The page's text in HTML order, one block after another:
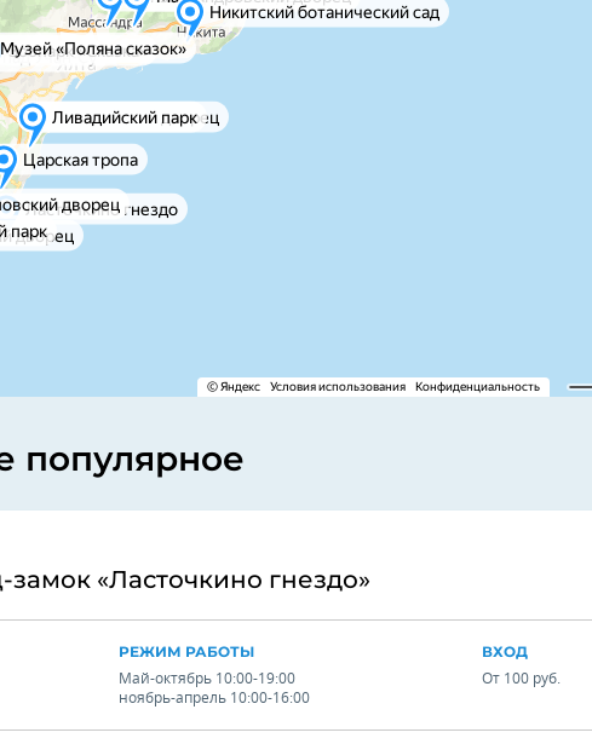
популярное
замок «Ласточкино гнездо»
РЕЖИМ РАБОТЫ
Май-октябрь 10:00-19:00
ноябрь-апрель 10:00-16:00
ВХОД
От 100 руб.